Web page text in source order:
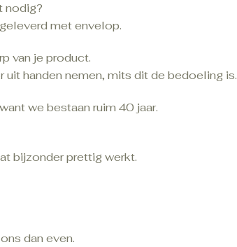
nodig?
met envelop.
van je product.
uit handen nemen, mits dit de bedoeling is.
we bestaan ruim 40 jaar.
bijzonder prettig werkt.
dan even.